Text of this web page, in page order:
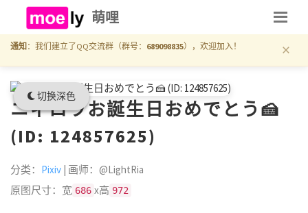
切换深色
萌哩
通知 ：我们建立了QQ交流群（群号： 689098835），欢迎加入！ ×
ニィロウお誕生日おめでとう🍰
(ID: 124857625)
分类： Pixiv | 画师：@LightRia
原图尺寸：宽 686 x高 972